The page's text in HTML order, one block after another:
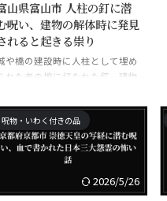
山県富山市 人柱の釘に潜
呪い、建物の解体時に発見
れると起きる祟り
や橋の建設時に人柱として埋め
られた者の棺に打たれた釘。建物
。
呪物・いわく付きの品
2026/5/26